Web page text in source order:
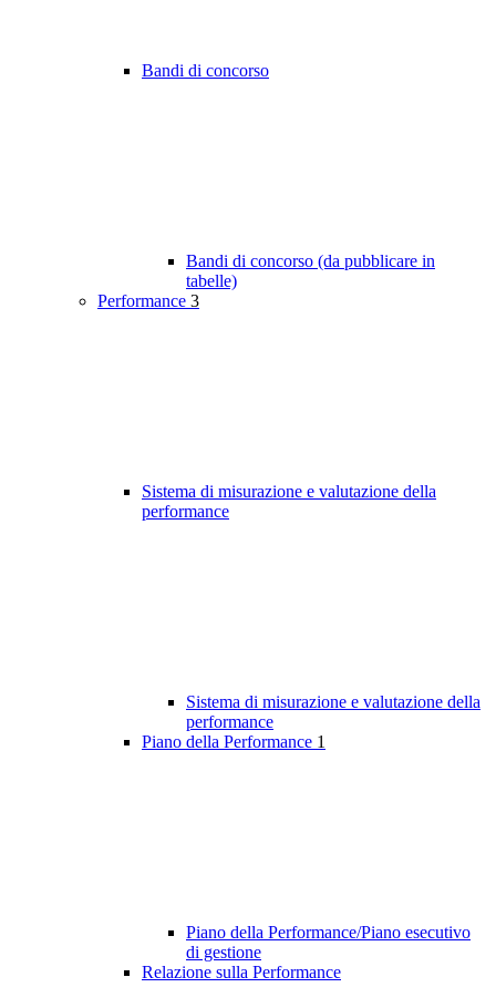
Bandi di concorso
Bandi di concorso (da pubblicare in
tabelle)
Performance 3
Sistema di misurazione e valutazione della
performance
Sistema di misurazione e valutazione della
performance
Piano della Performance 1
Piano della Performance/Piano esecutivo
di gestione
Relazione sulla Performance